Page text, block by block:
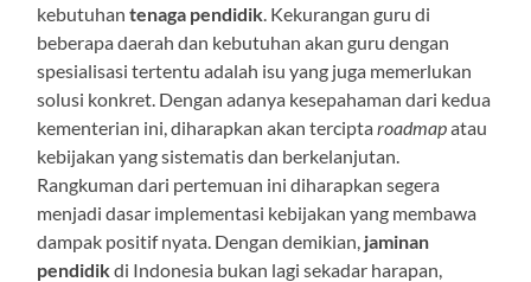
kebutuhantenaga pendidik . Kekurangan guru di
beberapa daerah dan kebutuhan akan guru dengan
spesialisasi tertentu adalah isu yang juga memerlukan
solusi konkret. Dengan adanya kesepahaman dari kedua
kementerian ini, diharapkan akan terciptaroadmapatau
kebijakan yang sistematis dan berkelanjutan.
Rangkuman dari pertemuan ini diharapkan segera
menjadi dasar implementasi kebijakan yang membawa
dampak positif nyata. Dengan demikian, jaminan
pendidikdi Indonesia bukan lagi sekadar harapan,